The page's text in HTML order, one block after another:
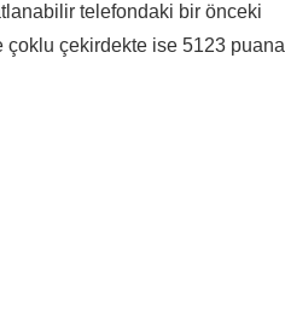
telefondaki bir önceki
çoklu çekirdekte ise 5123 puana